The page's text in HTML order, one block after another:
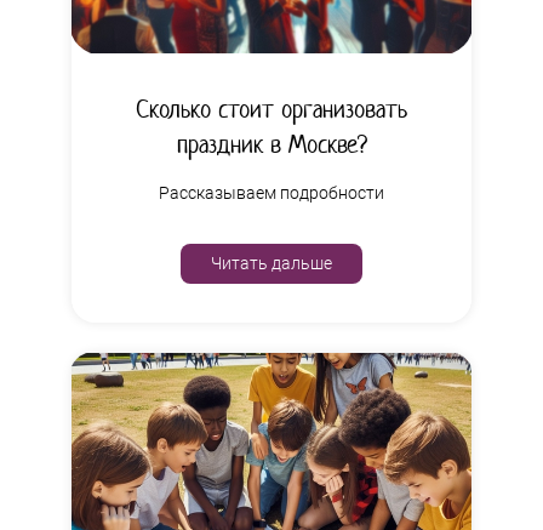
Сколько стоит организовать
праздник в Москве?
Рассказываем подробности
Читать дальше